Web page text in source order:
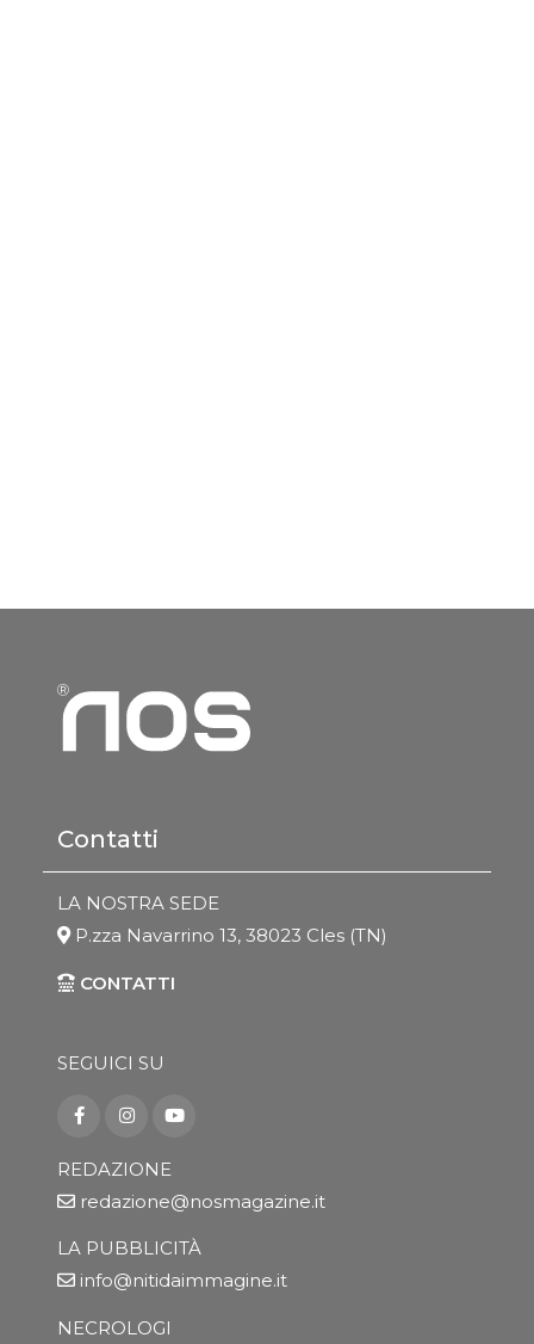
Contatti
LA NOSTRA SEDE
P.zza Navarrino 13, 38023 Cles (TN)
CONTATTI
SEGUICI SU
REDAZIONE
redazione@nosmagazine.it
LA PUBBLICITÀ
info@nitidaimmagine.it
NECROLOGI